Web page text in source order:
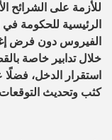
للأزمة على الشرائح
الرئيسية للحكومة في
الفيروس دون فرض
خلال تدابير خاصة
استقرار الدخل،
كثب وتحديث